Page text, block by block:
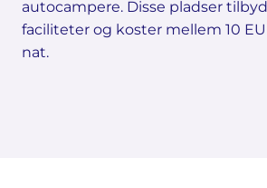
autocampere. Disse pladser
faciliteter og koster mellem 10
nat.